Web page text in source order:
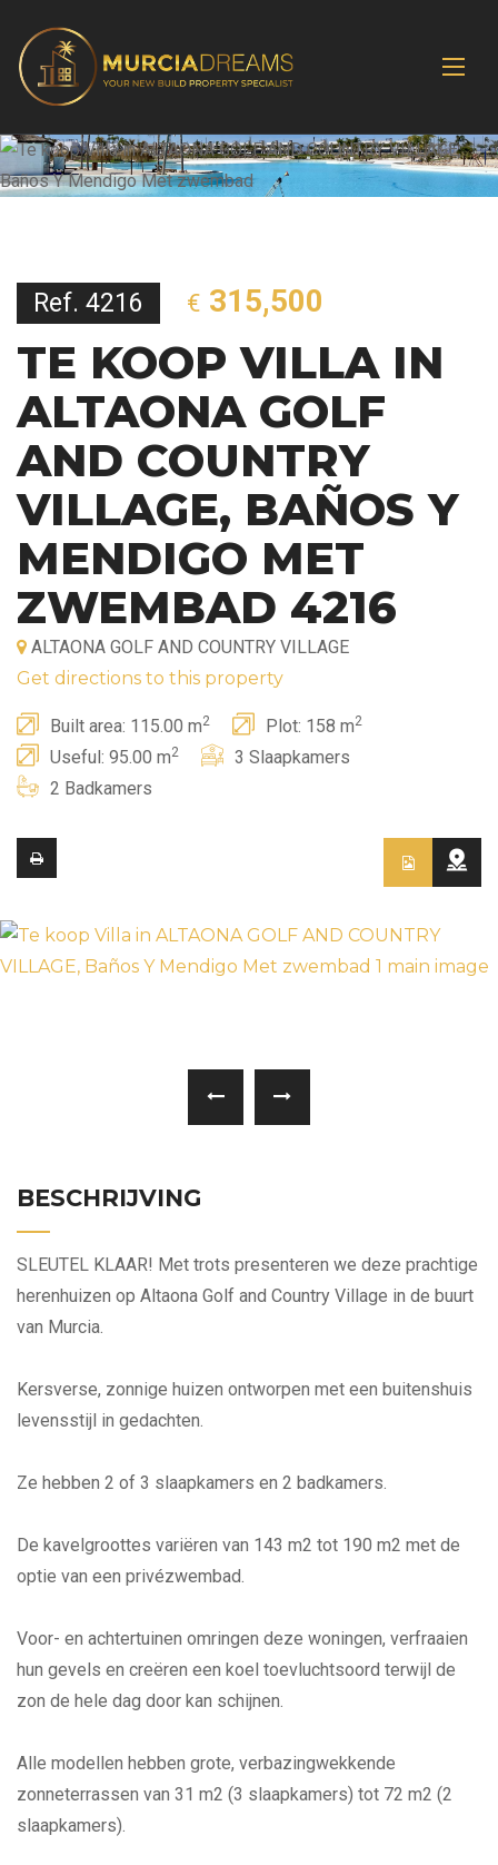
Ref. 4216 € 315,500
TE KOOP VILLA IN
ALTAONA GOLF
AND COUNTRY
VILLAGE, BAÑOS Y
MENDIGO MET
ZWEMBAD 4216
ALTAONA GOLF AND COUNTRY VILLAGE
Get directions to this property
Built area: 115.00 m2 Plot: 158 m2
Useful: 95.00 m2
3 Slaapkamers
2 Badkamers
BESCHRIJVING
SLEUTEL KLAAR! Met trots presenteren we deze prachtige
herenhuizen op Altaona Golf and Country Village in de buurt
van Murcia.
Kersverse, zonnige huizen ontworpen met een buitenshuis
levensstijl in gedachten.
Ze hebben 2 of 3 slaapkamers en 2 badkamers.
De kavelgroottes variëren van 143 m2 tot 190 m2 met de
optie van een privézwembad.
Voor- en achtertuinen omringen deze woningen, verfraaien
hun gevels en creëren een koel toevluchtsoord terwijl de
zon de hele dag door kan schijnen.
Alle modellen hebben grote, verbazingwekkende
zonneterrassen van 31 m2 (3 slaapkamers) tot 72 m2 (2
slaapkamers).